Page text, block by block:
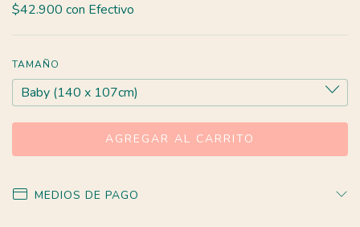
$42.900 con Efectivo
TAMAÑO
MEDIOS DE PAGO